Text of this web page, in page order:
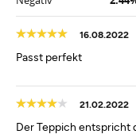
16.08.2022
Passt perfekt
21.02.2022
Der Teppich entspricht